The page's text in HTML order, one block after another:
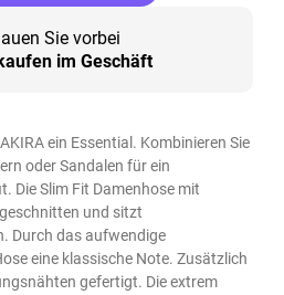
Sie vorbei
im Geschäft
ein Essential. Kombinieren Sie
oder Sandalen für ein
Die Slim Fit Damenhose mit
und sitzt
Durch das aufwendige
eine klassische Note. Zusätzlich
gefertigt. Die extrem